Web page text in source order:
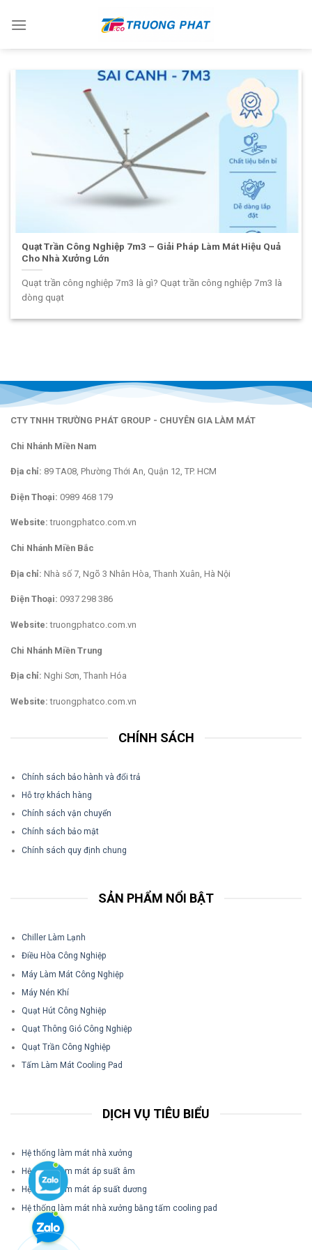
Quạt Trần Công Nghiệp 7m3 – Giải Pháp Làm Mát Hiệu Quả
Cho Nhà Xưởng Lớn
Quạt trần công nghiệp 7m3 là gì? Quạt trần công nghiệp 7m3 là
dòng quạt
CTY TNHH TRƯỜNG PHÁT GROUP - CHUYÊN GIA LÀM MÁT
Chi Nhánh Miền Nam
Địa chỉ: 89 TA08, Phường Thới An, Quận 12, TP. HCM
Điện Thoại: 0989 468 179
Website: truongphatco.com.vn
Chi Nhánh Miền Bắc
Địa chỉ: Nhà số 7, Ngõ 3 Nhân Hòa, Thanh Xuân, Hà Nội
Điện Thoại: 0937 298 386
Website: truongphatco.com.vn
Chi Nhánh Miền Trung
Địa chỉ: Nghi Sơn, Thanh Hóa
Website: truongphatco.com.vn
CHÍNH SÁCH
Chính sách bảo hành và đổi trả
Hỗ trợ khách hàng
Chính sách vận chuyển
Chính sách bảo mật
Chính sách quy định chung
SẢN PHẨM NỔI BẬT
Chiller Làm Lạnh
Điều Hòa Công Nghiệp
Máy Làm Mát Công Nghiệp
Máy Nén Khí
Quạt Hút Công Nghiệp
Quạt Thông Gió Công Nghiệp
Quạt Trần Công Nghiệp
Tấm Làm Mát Cooling Pad
DỊCH VỤ TIÊU BIỂU
Hệ thống làm mát nhà xưởng
Hệ thống làm mát áp suất âm
Hệ thống làm mát áp suất dương
Hệ thống làm mát nhà xưởng bằng tấm cooling pad